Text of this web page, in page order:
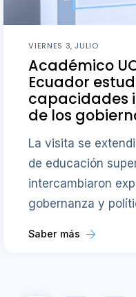
VIERNES 3, JULIO
Académico
Ecuador
capacidades
de los
La visita se
de educación
intercambiaron
gobernanza y
Saber más